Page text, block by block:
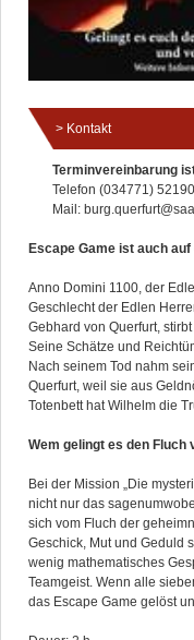
Kontakt
Terminvereinbarung
Telefon (034771) 52190
Mail:
Escape Game ist auch
Anno Domini 1100, der
Geschlecht der Edlen
Gebhard von Querfurt,
Seine Schätze und
Nach seinem Tod nahm
Querfurt, weil sie aus
Totenbett hat Wilhelm die
Wem gelingt es den Fluch
Bei der Mission „Die
nicht nur das
sich vom Fluch der
Geschick, Mut und Geduld
wenig mathematisches
Teamgeist. Wenn alle
das Escape Game gelöst